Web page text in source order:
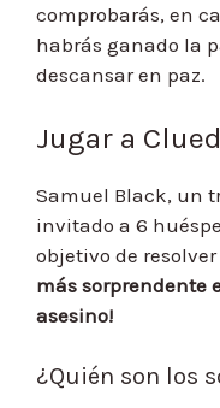
comprobarás, en
habrás ganado la
descansar en paz.
Jugar a
Samuel Black, un
invitado a 6
objetivo de
más sorprendente
asesino!
¿Quién son los